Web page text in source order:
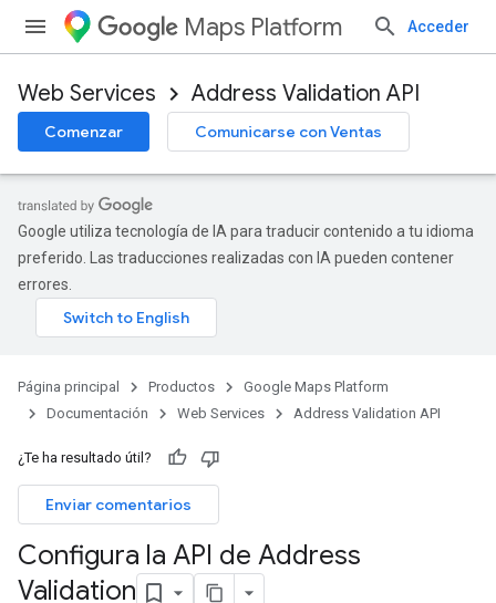
Maps Platform Acceder
Web Services Address Validation API
Comenzar Comunicarse con Ventas
Google utiliza tecnología de IA para traducir contenido a tu idioma
preferido. Las traducciones realizadas con IA pueden contener
errores.
Página principal Productos
Google Maps Platform
Documentación
Web Services Address Validation API
¿Te ha resultado útil?
Enviar comentarios
Configura la API de Address
Validation